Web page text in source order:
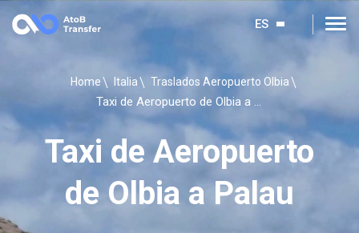
ES
Home Italia Traslados Aeropuerto Olbia
Taxi de Aeropuerto de Olbia a Palau
Taxi de Aeropuerto
de Olbia a Palau